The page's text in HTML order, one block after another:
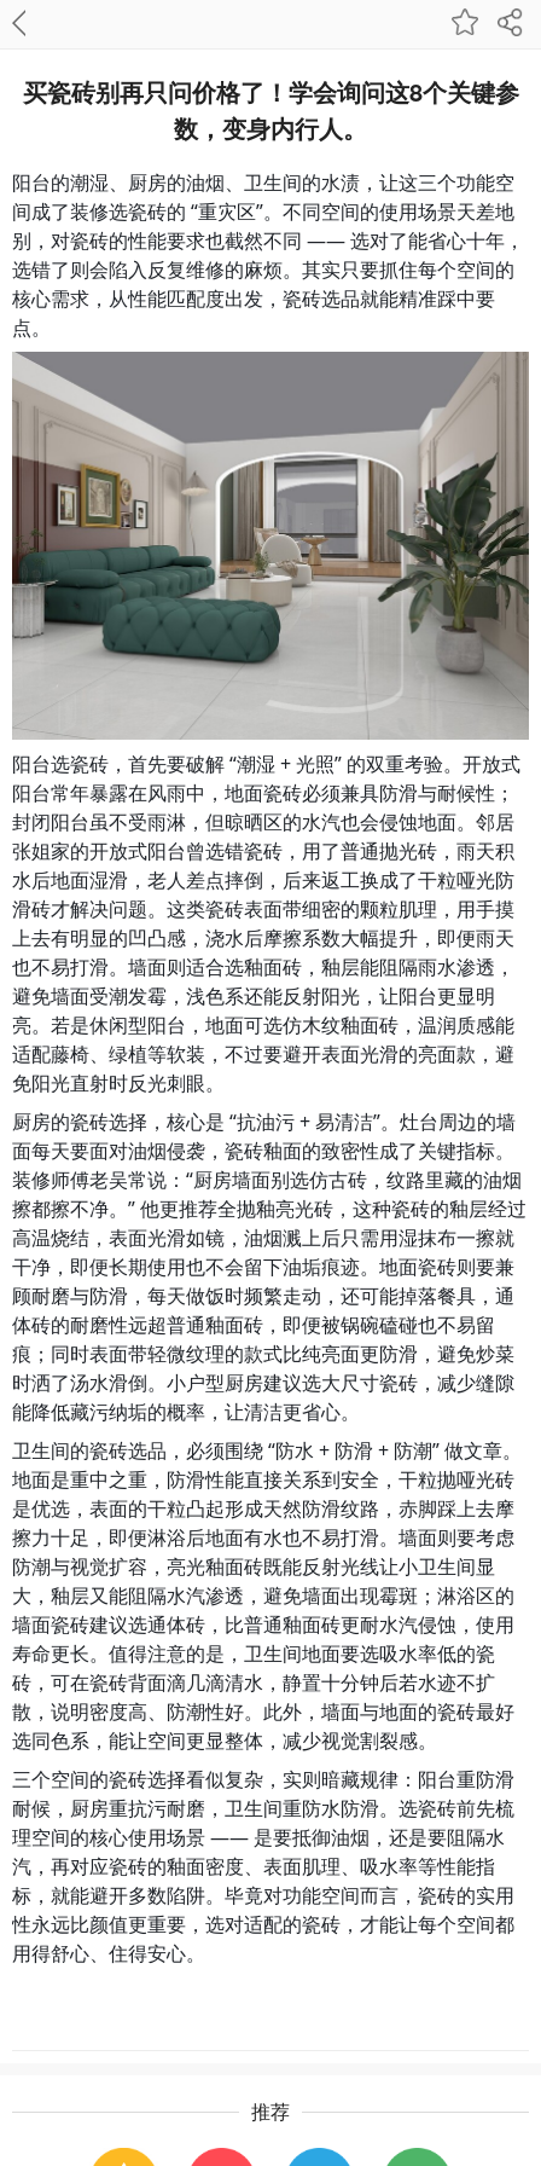
买瓷砖别再只问价格了！学会询问这8个关键参
数，变身内行人。
阳台的潮湿、厨房的油烟、卫生间的水渍，让这三个功能空
间成了装修选瓷砖的 “重灾区”。不同空间的使用场景天差地
别，对瓷砖的性能要求也截然不同 —— 选对了能省心十年，
选错了则会陷入反复维修的麻烦。其实只要抓住每个空间的
核心需求，从性能匹配度出发，瓷砖选品就能精准踩中要
点。
阳台选瓷砖，首先要破解 “潮湿 + 光照” 的双重考验。开放式
阳台常年暴露在风雨中，地面瓷砖必须兼具防滑与耐候性；
封闭阳台虽不受雨淋，但晾晒区的水汽也会侵蚀地面。邻居
张姐家的开放式阳台曾选错瓷砖，用了普通抛光砖，雨天积
水后地面湿滑，老人差点摔倒，后来返工换成了干粒哑光防
滑砖才解决问题。这类瓷砖表面带细密的颗粒肌理，用手摸
上去有明显的凹凸感，浇水后摩擦系数大幅提升，即便雨天
也不易打滑。墙面则适合选釉面砖，釉层能阻隔雨水渗透，
避免墙面受潮发霉，浅色系还能反射阳光，让阳台更显明
亮。若是休闲型阳台，地面可选仿木纹釉面砖，温润质感能
适配藤椅、绿植等软装，不过要避开表面光滑的亮面款，避
免阳光直射时反光刺眼。
厨房的瓷砖选择，核心是 “抗油污 + 易清洁”。灶台周边的墙
面每天要面对油烟侵袭，瓷砖釉面的致密性成了关键指标。
装修师傅老吴常说：“厨房墙面别选仿古砖，纹路里藏的油烟
擦都擦不净。” 他更推荐全抛釉亮光砖，这种瓷砖的釉层经过
高温烧结，表面光滑如镜，油烟溅上后只需用湿抹布一擦就
干净，即便长期使用也不会留下油垢痕迹。地面瓷砖则要兼
顾耐磨与防滑，每天做饭时频繁走动，还可能掉落餐具，通
体砖的耐磨性远超普通釉面砖，即便被锅碗磕碰也不易留
痕；同时表面带轻微纹理的款式比纯亮面更防滑，避免炒菜
时洒了汤水滑倒。小户型厨房建议选大尺寸瓷砖，减少缝隙
能降低藏污纳垢的概率，让清洁更省心。
卫生间的瓷砖选品，必须围绕 “防水 + 防滑 + 防潮” 做文章。
地面是重中之重，防滑性能直接关系到安全，干粒抛哑光砖
是优选，表面的干粒凸起形成天然防滑纹路，赤脚踩上去摩
擦力十足，即便淋浴后地面有水也不易打滑。墙面则要考虑
防潮与视觉扩容，亮光釉面砖既能反射光线让小卫生间显
大，釉层又能阻隔水汽渗透，避免墙面出现霉斑；淋浴区的
墙面瓷砖建议选通体砖，比普通釉面砖更耐水汽侵蚀，使用
寿命更长。值得注意的是，卫生间地面要选吸水率低的瓷
砖，可在瓷砖背面滴几滴清水，静置十分钟后若水迹不扩
散，说明密度高、防潮性好。此外，墙面与地面的瓷砖最好
选同色系，能让空间更显整体，减少视觉割裂感。
三个空间的瓷砖选择看似复杂，实则暗藏规律：阳台重防滑
耐候，厨房重抗污耐磨，卫生间重防水防滑。选瓷砖前先梳
理空间的核心使用场景 —— 是要抵御油烟，还是要阻隔水
汽，再对应瓷砖的釉面密度、表面肌理、吸水率等性能指
标，就能避开多数陷阱。毕竟对功能空间而言，瓷砖的实用
性永远比颜值更重要，选对适配的瓷砖，才能让每个空间都
用得舒心、住得安心。
推荐